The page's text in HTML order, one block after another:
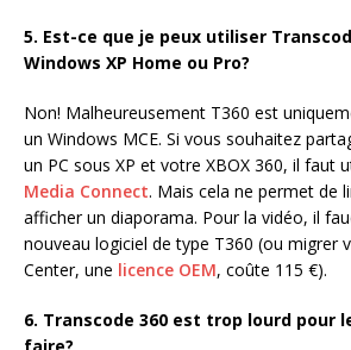
5. Est-ce que je peux utiliser
Windows XP Home ou Pro?
Non! Malheureusement T360 est
un Windows MCE. Si vous souhaitez
un PC sous XP et votre XBOX 360, il faut
Media Connect. Mais cela ne permet de
afficher un diaporama. Pour la vidéo, il
nouveau logiciel de type T360 (ou migrer
Center, une licence OEM, coûte 115 €).
6. Transcode 360 est trop lourd pour le